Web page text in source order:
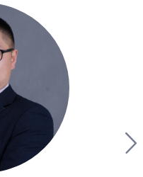
得更“完整”，结果我们拼命来弥
的努力，不但没有让我们得到救
生的自然——人生本是一种自然的
于有执念的人来说重要的只有结
此他往往会逼迫证明自己，完美自